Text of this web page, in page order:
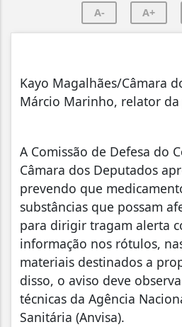
A- A+
Kayo Magalhães/Câmara
Márcio Marinho, relator
A Comissão de Defesa do
Câmara dos Deputados
prevendo que
substâncias que possam
para dirigir tragam alerta
informação nos rótulos,
materiais destinados a
disso, o aviso deve
técnicas da Agência
Sanitária (Anvisa).